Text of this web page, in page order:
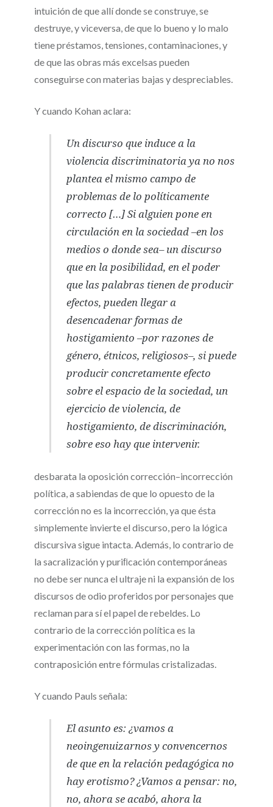
intuición de que allí donde se construye, se
destruye, y viceversa, de que lo bueno y lo malo
tiene préstamos, tensiones, contaminaciones, y
de que las obras más excelsas pueden
conseguirse con materias bajas y despreciables.
Y cuando Kohan aclara:
Un discurso que induce a la
violencia discriminatoria ya no nos
plantea el mismo campo de
problemas de lo políticamente
correcto […] Si alguien pone en
circulación en la sociedad –en los
medios o donde sea– un discurso
que en la posibilidad, en el poder
que las palabras tienen de producir
efectos, pueden llegar a
desencadenar formas de
hostigamiento –por razones de
género, étnicos, religiosos–, si puede
producir concretamente efecto
sobre el espacio de la sociedad, un
ejercicio de violencia, de
hostigamiento, de discriminación,
sobre eso hay que intervenir.
desbarata la oposición corrección–incorrección
política, a sabiendas de que lo opuesto de la
corrección no es la incorrección, ya que ésta
simplemente invierte el discurso, pero la lógica
discursiva sigue intacta. Además, lo contrario de
la sacralización y puriﬁcación contemporáneas
no debe ser nunca el ultraje ni la expansión de los
discursos de odio proferidos por personajes que
reclaman para sí el papel de rebeldes. Lo
contrario de la corrección política es la
experimentación con las formas, no la
contraposición entre fórmulas cristalizadas.
Y cuando Pauls señala:
El asunto es: ¿vamos a
neoingenuizarnos y convencernos
de que en la relación pedagógica no
hay erotismo? ¿Vamos a pensar: no,
no, ahora se acabó, ahora la